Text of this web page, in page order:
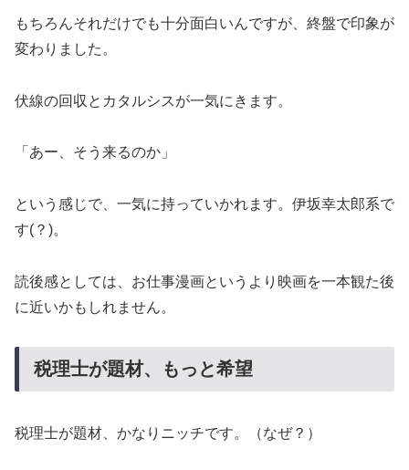
もちろんそれだけでも十分面白いんですが、終盤で印象が
変わりました。
伏線の回収とカタルシスが一気にきます。
「あー、そう来るのか」
という感じで、一気に持っていかれます。伊坂幸太郎系で
す(？)。
読後感としては、お仕事漫画というより映画を一本観た後
に近いかもしれません。
税理士が題材、もっと希望
税理士が題材、かなりニッチです。（なぜ？）